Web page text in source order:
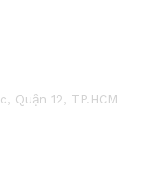
Quận 12, TP.HCM